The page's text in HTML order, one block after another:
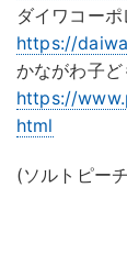
ダイワコー
https://
かながわ子ど
https://
html
(ソルトピー